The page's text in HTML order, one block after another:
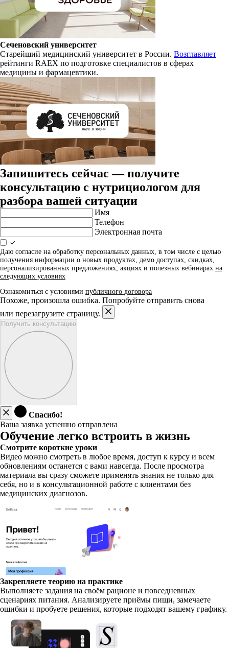
Сеченовский университет
Старейший медицинский университет в России. Возглавляет
рейтинги RAEX по подготовке специалистов в сферах
медицины и фармацевтики.
Запишитесь сейчас — получите
консультацию с нутрициологом для
разбора вашей ситуации
Имя
Телефон
Электронная почта
Даю согласие на обработку персональных данных, в том числе с целью
получения информации о новых продуктах, демо доступах, скидках,
персонализированных предложениях, акциях и полезных вебинарах на
следующих условиях
Ознакомиться с условиями публичного договора
Похоже, произошла ошибка. Попробуйте отправить снова
или перезагрузите страницу.
Получить консультацию
Спасибо!
Ваша заявка успешно отправлена
Обучение легко встроить в жизнь
Смотрите короткие уроки
Видео можно смотреть в любое время, доступ к курсу и всем
обновлениям останется с вами навсегда. После просмотра
материала вы сразу сможете применять знания не только для
себя, но и в консультационной работе с клиентами без
медицинских диагнозов.
Закрепляете теорию на практике
Выполняете задания на своём рационе и повседневных
сценариях питания. Анализируете приёмы пищи, замечаете
ошибки и пробуете решения, которые подходят вашему графику.